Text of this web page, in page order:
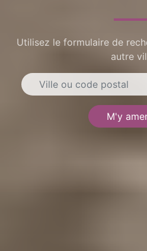
Utilisez le formulaire de
autre
M'y